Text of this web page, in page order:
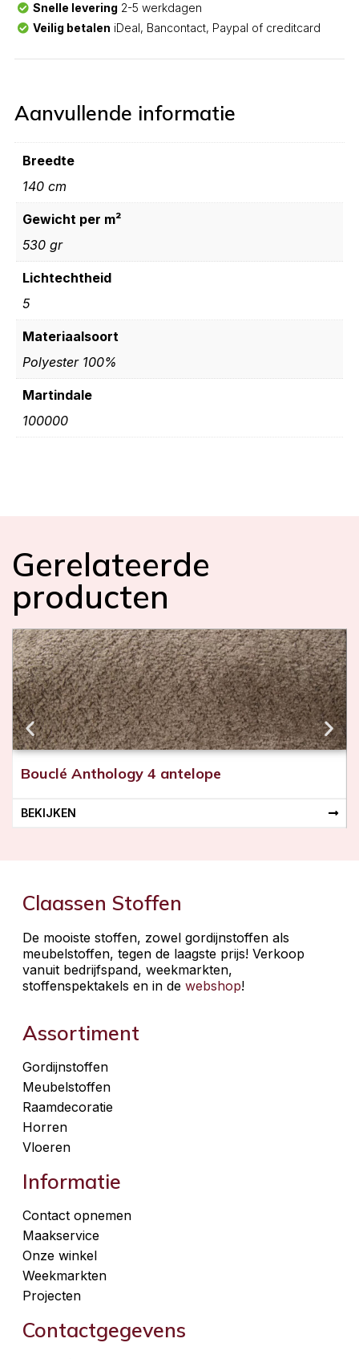
Snelle levering 2-5 werkdagen
Veilig betalen iDeal, Bancontact, Paypal of creditcard
Aanvullende informatie
Breedte
140 cm
Gewicht per m²
530 gr
Lichtechtheid
5
Materiaalsoort
Polyester 100%
Martindale
100000
Gerelateerde
producten
Bouclé Anthology 4 antelope
BEKIJKEN
Claassen Stoffen
De mooiste stoffen, zowel gordijnstoffen als
meubelstoffen, tegen de laagste prijs! Verkoop
vanuit bedrijfspand, weekmarkten,
stoffenspektakels en in de webshop!
Assortiment
Gordijnstoffen
Meubelstoffen
Raamdecoratie
Horren
Vloeren
Informatie
Contact opnemen
Maakservice
Onze winkel
Weekmarkten
Projecten
Contactgegevens